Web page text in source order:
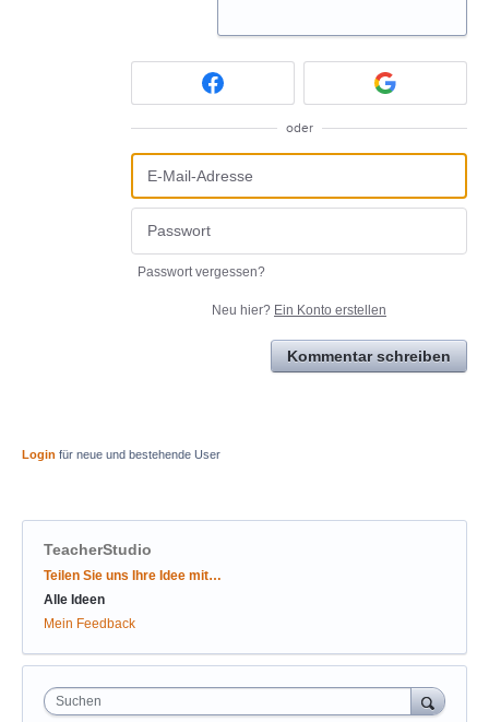
oder
Passwort vergessen?
Neu hier? Ein Konto erstellen
Kommentar schreiben
Login für neue und bestehende User
TeacherStudio
Kategorien
Teilen Sie uns Ihre Idee mit…
Alle Ideen
Mein Feedback
Suchen